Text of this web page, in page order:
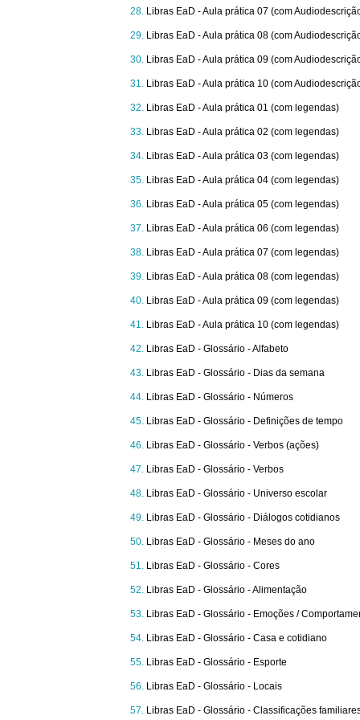
Libras EaD - Aula prática 07 (com
Libras EaD - Aula prática 08 (com
Libras EaD - Aula prática 09 (com
Libras EaD - Aula prática 10 (com
Libras EaD - Aula prática 01 (com legendas)
Libras EaD - Aula prática 02 (com legendas)
Libras EaD - Aula prática 03 (com legendas)
Libras EaD - Aula prática 04 (com legendas)
Libras EaD - Aula prática 05 (com legendas)
Libras EaD - Aula prática 06 (com legendas)
Libras EaD - Aula prática 07 (com legendas)
Libras EaD - Aula prática 08 (com legendas)
Libras EaD - Aula prática 09 (com legendas)
Libras EaD - Aula prática 10 (com legendas)
Libras EaD - Glossário - Alfabeto
Libras EaD - Glossário - Dias da semana
Libras EaD - Glossário - Números
Libras EaD - Glossário - Definições de tempo
Libras EaD - Glossário - Verbos (ações)
Libras EaD - Glossário - Verbos
Libras EaD - Glossário - Universo escolar
Libras EaD - Glossário - Diálogos cotidianos
Libras EaD - Glossário - Meses do ano
Libras EaD - Glossário - Cores
Libras EaD - Glossário - Alimentação
Libras EaD - Glossário - Emoções /
Libras EaD - Glossário - Casa e cotidiano
Libras EaD - Glossário - Esporte
Libras EaD - Glossário - Locais
Libras EaD - Glossário - Classificações